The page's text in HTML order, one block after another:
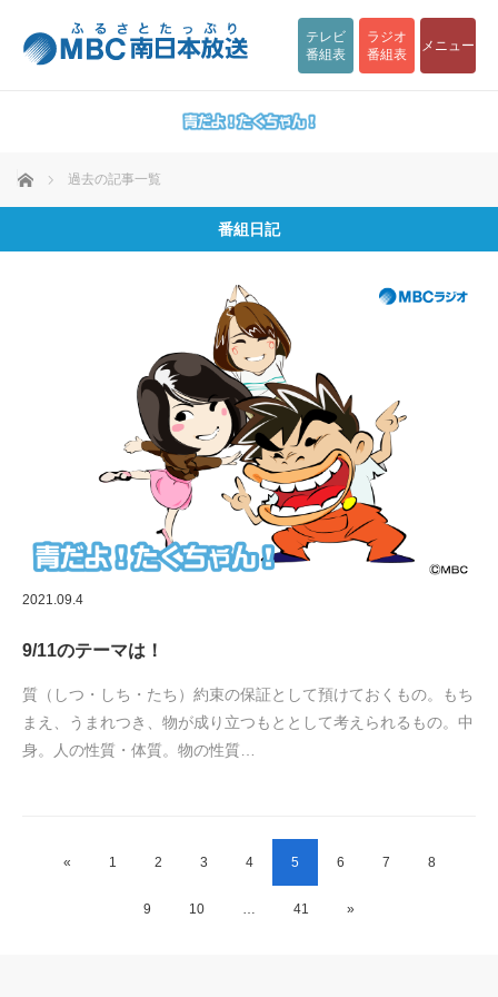
テレビ
番組表
ラジオ
番組表
メニュー
ホーム 過去の記事一覧
番組日記
2021.09.4
9/11のテーマは！
質（しつ・しち・たち）約束の保証として預けておくもの。もち
まえ、うまれつき、物が成り立つもととして考えられるもの。中
身。人の性質・体質。物の性質…
« 1 2 3 4 5 6 7 8
9 10 … 41 »